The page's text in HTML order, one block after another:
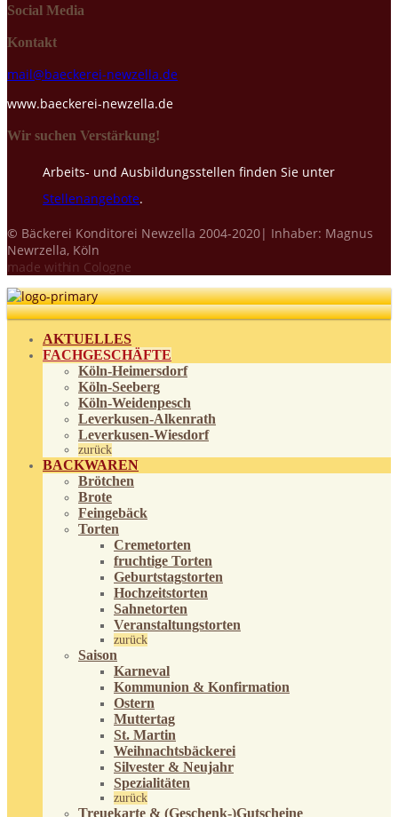
Social Media
Kontakt
mail@baeckerei-newzella.de
www.baeckerei-newzella.de
Wir suchen Verstärkung!
Arbeits- und Ausbildungsstellen finden Sie unter
Stellenangebote.
© Bäckerei Konditorei Newzella 2004-2020| Inhaber: Magnus
Newrzella, Köln
made within Cologne
AKTUELLES
FACHGESCHÄFTE
Köln-Heimersdorf
Köln-Seeberg
Köln-Weidenpesch
Leverkusen-Alkenrath
Leverkusen-Wiesdorf
zurück
BACKWAREN
Brötchen
Brote
Feingebäck
Torten
Cremetorten
fruchtige Torten
Geburtstagstorten
Hochzeitstorten
Sahnetorten
Veranstaltungstorten
zurück
Saison
Karneval
Kommunion & Konfirmation
Ostern
Muttertag
St. Martin
Weihnachtsbäckerei
Silvester & Neujahr
Spezialitäten
zurück
Treuekarte & (Geschenk-)Gutscheine